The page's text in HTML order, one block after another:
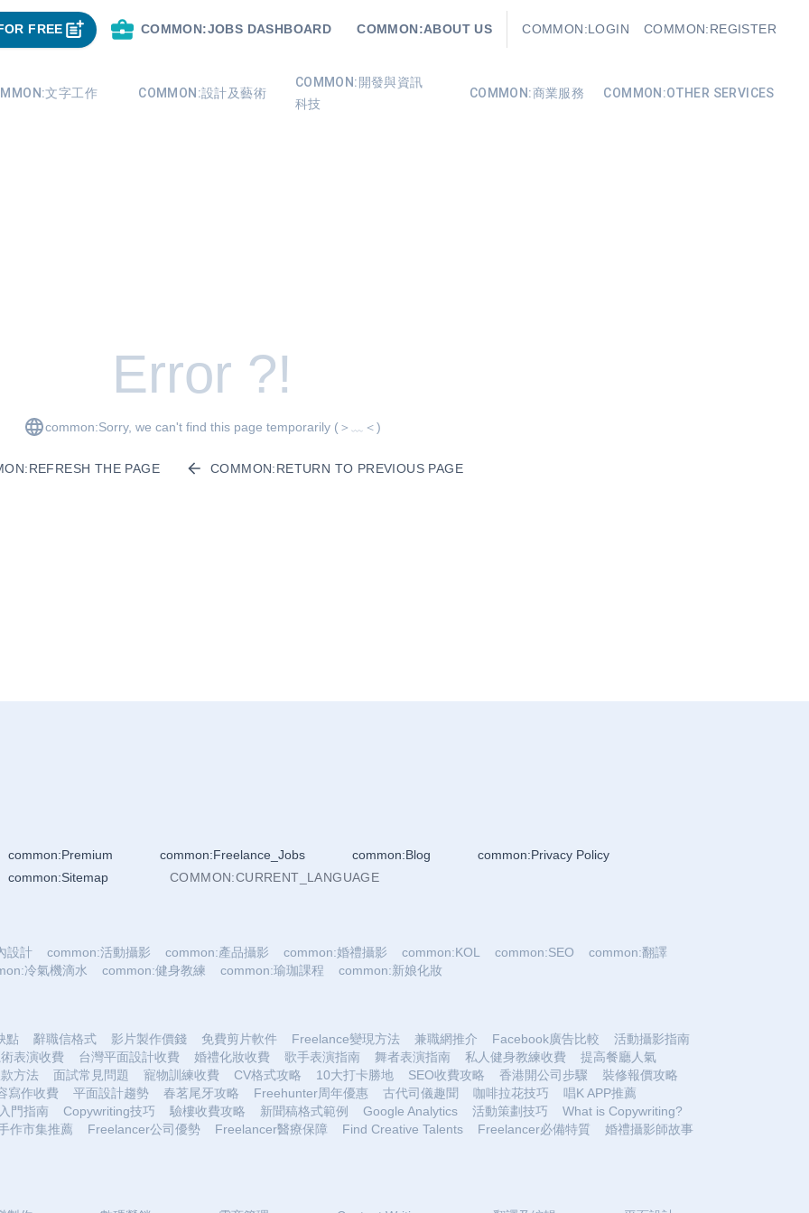
FREE COMMON:JOBS DASHBOARD COMMON:ABOUT US COMMON:LOGIN COMMON:REGISTER
文字工作 COMMON:設計及藝術
COMMON:開發與資訊
科技
COMMON:商業服務 COMMON:OTHER SERVICES
Error ?!
common:Sorry, we can't find this page temporarily (＞﹏＜)
THE PAGE COMMON:RETURN TO PREVIOUS PAGE
common:Premium common:Freelance_Jobs common:Blog
common:Privacy Policy
common:Sitemap
COMMON:CURRENT_LANGUAGE
設計 common:活動攝影 common:產品攝影 common:婚禮攝影 common:KOL common:SEO
common:翻譯
冷氣機滴水
common:健身教練 common:瑜珈課程 common:新娘化妝
點 辭職信格式 影片製作價錢 免費剪片軟件 Freelance變現方法 兼職網推介 Facebook廣告比較
活動攝影指南
表演收費
台灣平面設計收費 婚禮化妝收費 歌手表演指南 舞者表演指南 私人健身教練收費
提高餐廳人氣
方法
面試常見問題 寵物訓練收費 CV格式攻略 10大打卡勝地 SEO收費攻略 香港開公司步驟
裝修報價攻略
寫作收費
平面設計趨勢 春茗尾牙攻略 Freehunter周年優惠 古代司儀趣聞 咖啡拉花技巧
唱K APP推薦
門指南
Copywriting技巧 驗樓收費攻略 新聞稿格式範例 Google Analytics 活動策劃技巧
What is Copywriting?
作市集推薦
Freelancer公司優勢 Freelancer醫療保障 Find Creative Talents Freelancer必備特質 婚禮攝影師故事